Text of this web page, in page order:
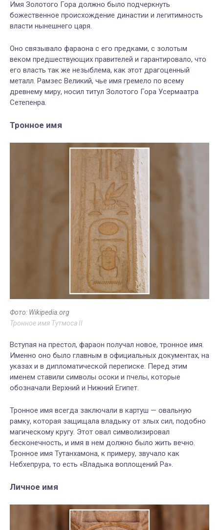
Имя Золотого Гора должно было подчеркнуть
божественное происхождение династии и легитимность
власти нынешнего царя.
Оно связывало фараона с его предками, с золотым
веком предшествующих правителей и гарантировало, что
его власть так же незыблема, как этот драгоценный
металл. Рамзес Великий, чье имя гремело по всему
древнему миру, носил титул Золотого Гора Усермаатра
Сетепенра.
Тронное имя
Фото: Wikipedia.org
Тронное имя Тутмоса II
Вступая на престол, фараон получал новое, тронное имя.
Именно оно было главным в официальных документах, на
указах и в дипломатической переписке. Перед этим
именем ставили символы осоки и пчелы, которые
обозначали Верхний и Нижний Египет.
Тронное имя всегда заключали в картуш — овальную
рамку, которая защищала владыку от злых сил, подобно
магическому кругу. Этот овал символизировал
бесконечность, и имя в нем должно было жить вечно.
Тронное имя Тутанхамона, к примеру, звучало как
Небхепрура, то есть «Владыка воплощений Ра».
Личное имя